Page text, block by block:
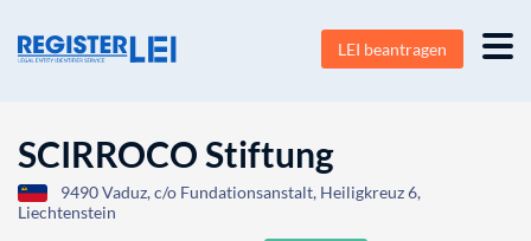
LEI beantragen
SCIRROCO Stiftung
9490 Vaduz, c/o Fundationsanstalt, Heiligkreuz 6,
Liechtenstein